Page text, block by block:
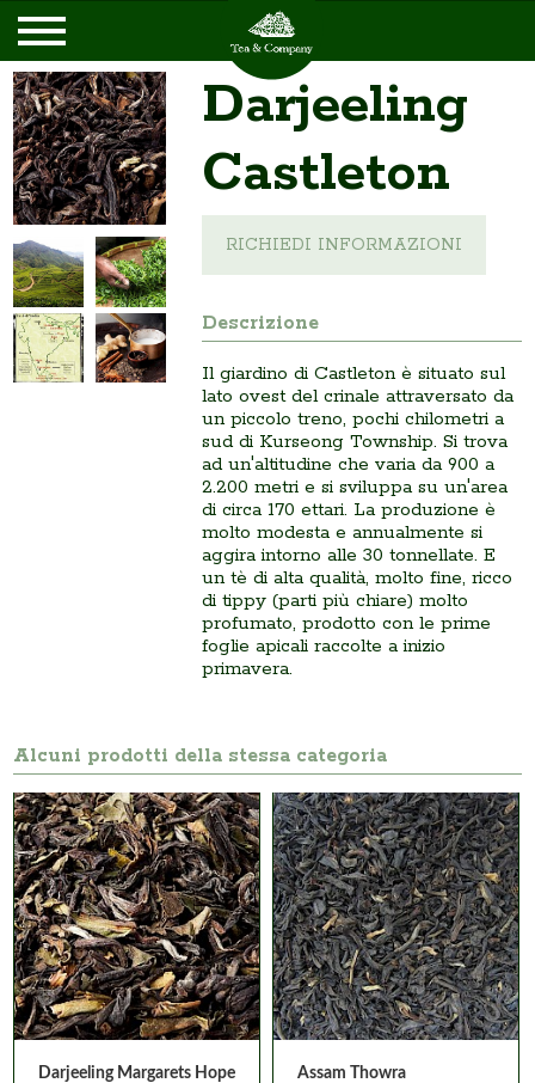
Darjeeling
Castleton
RICHIEDI INFORMAZIONI
Descrizione
Il giardino di Castleton è situato sul
lato ovest del crinale attraversato da
un piccolo treno, pochi chilometri a
sud di Kurseong Township. Si trova
ad un'altitudine che varia da 900 a
2.200 metri e si sviluppa su un'area
di circa 170 ettari. La produzione è
molto modesta e annualmente si
aggira intorno alle 30 tonnellate. E
un tè di alta qualità, molto fine, ricco
di tippy (parti più chiare) molto
profumato, prodotto con le prime
foglie apicali raccolte a inizio
primavera.
Alcuni prodotti della stessa categoria
Darjeeling Margarets Hope Assam Thowra